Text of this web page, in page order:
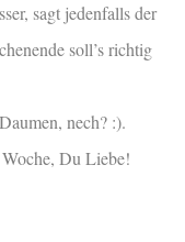
sagt jedenfalls der
soll’s richtig
nech? :).
Du Liebe!